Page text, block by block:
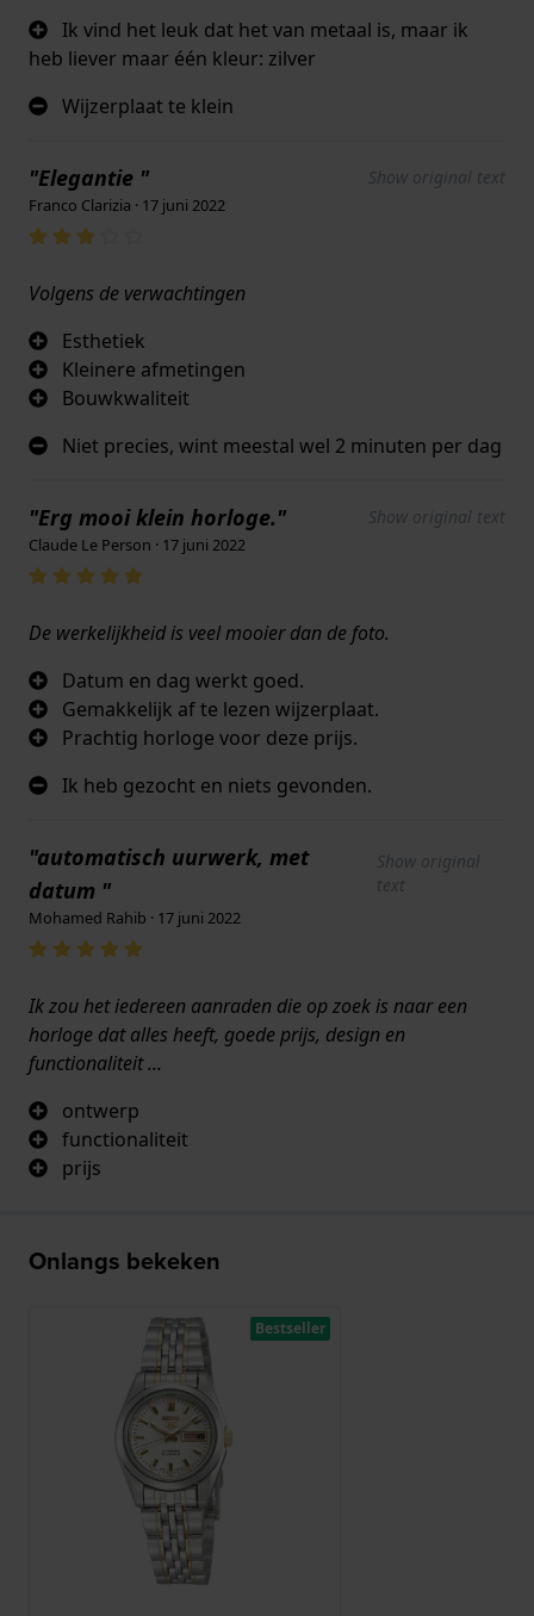
Ik vind het leuk dat het van metaal is, maar ik
heb liever maar één kleur: zilver
Wijzerplaat te klein
"Elegantie " Show original text
Franco Clarizia · 17 juni 2022
Volgens de verwachtingen
Esthetiek
Kleinere afmetingen
Bouwkwaliteit
Niet precies, wint meestal wel 2 minuten per dag
"Erg mooi klein horloge." Show original text
Claude Le Person · 17 juni 2022
De werkelijkheid is veel mooier dan de foto.
Datum en dag werkt goed.
Gemakkelijk af te lezen wijzerplaat.
Prachtig horloge voor deze prijs.
Ik heb gezocht en niets gevonden.
"automatisch uurwerk, met
datum "
Show original
text
Mohamed Rahib · 17 juni 2022
Ik zou het iedereen aanraden die op zoek is naar een
horloge dat alles heeft, goede prijs, design en
functionaliteit ...
ontwerp
functionaliteit
prijs
Onlangs bekeken
Bestseller